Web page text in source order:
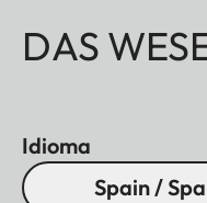
DAS
Idioma
Spain /